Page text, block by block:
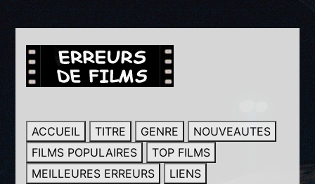
ACCUEIL TITRE GENRE
NOUVEAUTES
FILMS POPULAIRES
TOP FILMS
MEILLEURES ERREURS
LIENS